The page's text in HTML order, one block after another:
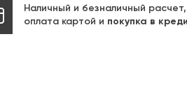
Наличный и безналичный расчет,
оплата картой и покупка в